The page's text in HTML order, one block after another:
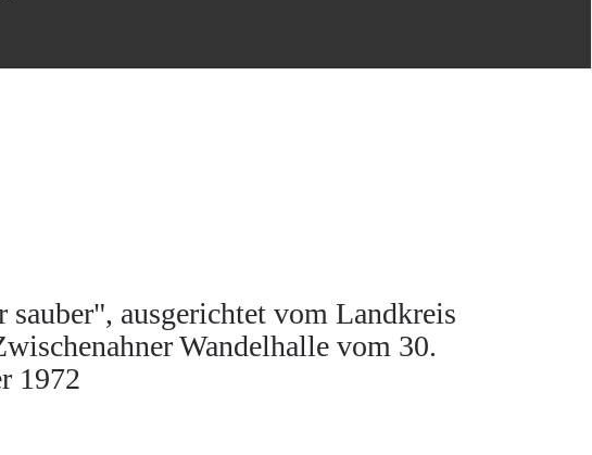
ausgerichtet vom Landkreis
Wandelhalle vom 30.
1972